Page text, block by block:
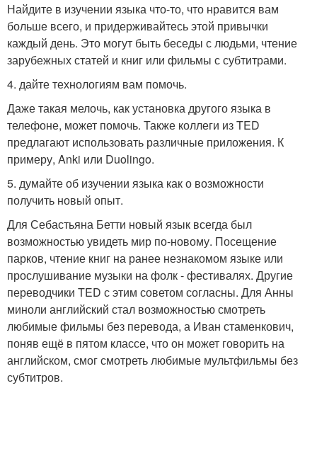
Найдите в изучении языка что-то, что нравится вам
больше всего, и придерживайтесь этой привычки
каждый день. Это могут быть беседы с людьми, чтение
зарубежных статей и книг или фильмы с субтитрами.
4. дайте технологиям вам помочь.
Даже такая мелочь, как установка другого языка в
телефоне, может помочь. Также коллеги из TED
предлагают использовать различные приложения. К
примеру, Anki или Duolingo.
5. думайте об изучении языка как о возможности
получить новый опыт.
Для Себастьяна Бетти новый язык всегда был
возможностью увидеть мир по-новому. Посещение
парков, чтение книг на ранее незнакомом языке или
прослушивание музыки на фолк - фестивалях. Другие
переводчики TED с этим советом согласны. Для Анны
миноли английский стал возможностью смотреть
любимые фильмы без перевода, а Иван стаменкович,
поняв ещё в пятом классе, что он может говорить на
английском, смог смотреть любимые мультфильмы без
субтитров.